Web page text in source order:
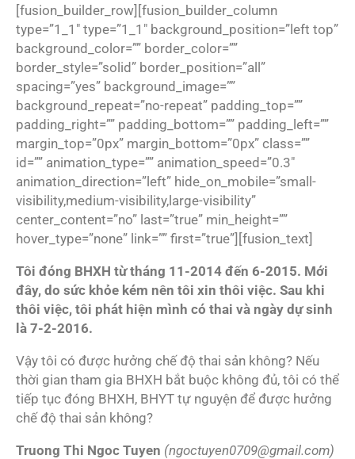
[fusion_builder_row][fusion_builder_column
type=”1_1″ type=”1_1″ background_position=”left top”
background_color=”” border_color=””
border_style=”solid” border_position=”all”
spacing=”yes” background_image=””
background_repeat=”no-repeat” padding_top=””
padding_right=”” padding_bottom=”” padding_left=””
margin_top=”0px” margin_bottom=”0px” class=””
id=”” animation_type=”” animation_speed=”0.3″
animation_direction=”left” hide_on_mobile=”small-
visibility,medium-visibility,large-visibility”
center_content=”no” last=”true” min_height=””
hover_type=”none” link=”” first=”true”][fusion_text]
Tôi đóng BHXH từ tháng 11-2014 đến 6-2015. Mới
đây, do sức khỏe kém nên tôi xin thôi việc. Sau khi
thôi việc, tôi phát hiện mình có thai và ngày dự sinh
là 7-2-2016.
Vậy tôi có được hưởng chế độ thai sản không? Nếu
thời gian tham gia BHXH bắt buộc không đủ, tôi có thể
tiếp tục đóng BHXH, BHYT tự nguyện để được hưởng
chế độ thai sản không?
Truong Thi Ngoc Tuyen (ngoctuyen0709@gmail.com)